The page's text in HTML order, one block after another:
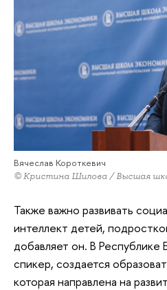
Вячеслав Короткевич
© Кристина Шилова / Высшая
Также важно развивать
интеллект детей,
добавляет он. В Республике
спикер, создается
которая направлена на